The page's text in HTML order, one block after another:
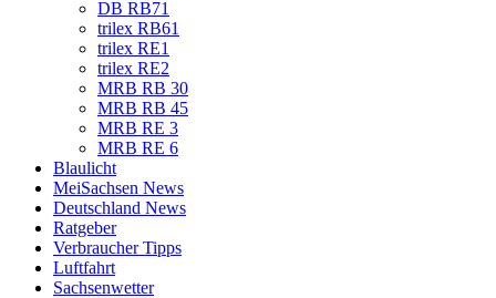
DB RB71
trilex RB61
trilex RE1
trilex RE2
MRB RB 30
MRB RB 45
MRB RE 3
MRB RE 6
Blaulicht
MeiSachsen News
Deutschland News
Ratgeber
Verbraucher Tipps
Luftfahrt
Sachsenwetter